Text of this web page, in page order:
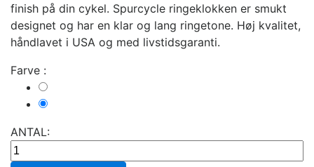
finish på din cykel. Spurcycle ringeklokken er smukt
designet og har en klar og lang ringetone. Høj kvalitet,
håndlavet i USA og med livstidsgaranti.
Farve :
Sort
Raw
ANTAL: